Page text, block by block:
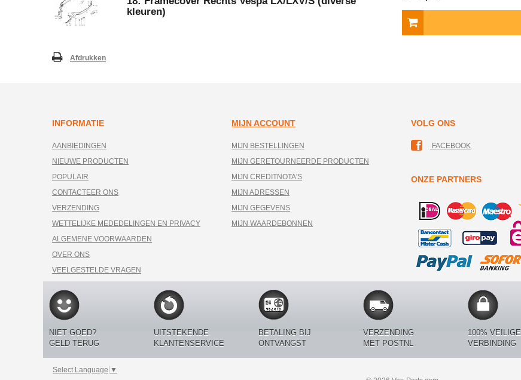
kleuren)
Afdrukken
INFORMATIE
AANBIEDINGEN
NIEUWE PRODUCTEN
POPULAIR
CONTACTEER ONS
VERZENDING
WETTELIJKE MEDEDELINGEN EN PRIVACY
ALGEMENE VOORWAARDEN
OVER ONS
VEELGESTELDE VRAGEN
MIJN ACCOUNT
MIJN BESTELLINGEN
MIJN GERETOURNEERDE PRODUCTEN
MIJN CREDITNOTA'S
MIJN ADRESSEN
MIJN GEGEVENS
MIJN WAARDEBONNEN
VOLG ONS
FACEBOOK
ONZE PARTNERS
NIET GOED?
GELD TERUG
UITSTEKENDE
KLANTENSERVICE
BETALING BIJ
ONTVANGST
VERZENDING
MET POSTNL
100% VEILIGE
VERBINDING
Select Language ▼